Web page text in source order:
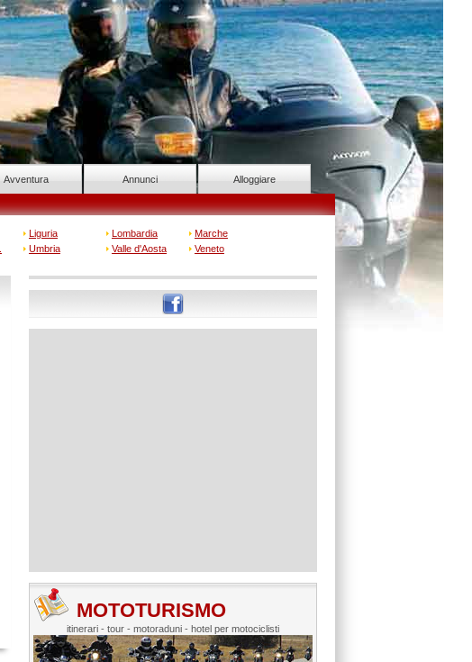
Avventura Annunci Alloggiare
Liguria Lombardia
Marche
Umbria Valle d'Aosta
Veneto
MOTOTURISMO
itinerari - tour - motoraduni - hotel per motociclisti